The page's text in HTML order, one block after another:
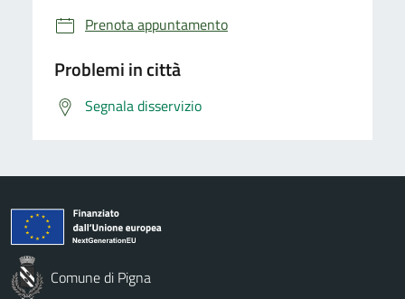
Prenota appuntamento
Problemi in città
Segnala disservizio
Comune di Pigna